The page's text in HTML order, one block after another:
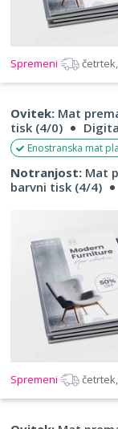
Spremeni
Ovitek: Mat
tisk (4/0)
Enostranska mat
Notranjost: Mat
barvni tisk (4/4)
Spremeni